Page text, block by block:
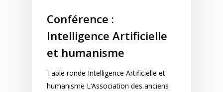
Conférence :
Intelligence Artificielle
et humanisme
Table ronde Intelligence Artificielle et
humanisme L’Association des anciens